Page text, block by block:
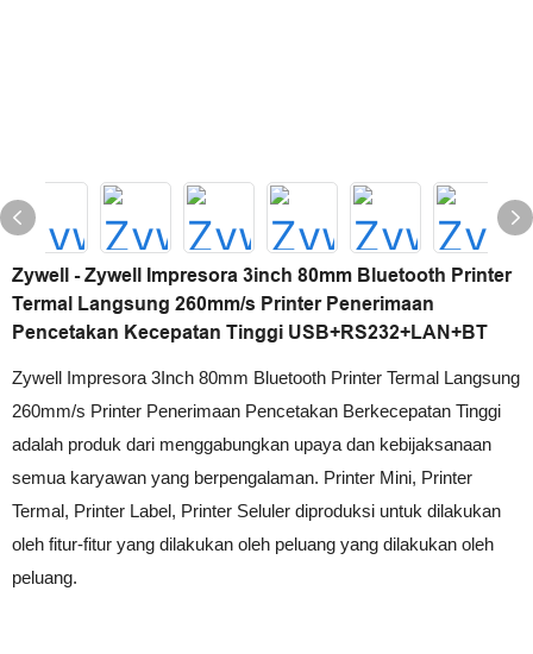
Zywell - Zywell Impresora 3inch 80mm Bluetooth Printer
Termal Langsung 260mm/s Printer Penerimaan
Pencetakan Kecepatan Tinggi USB+RS232+LAN+BT
Zywell Impresora 3Inch 80mm Bluetooth Printer Termal Langsung
260mm/s Printer Penerimaan Pencetakan Berkecepatan Tinggi
adalah produk dari menggabungkan upaya dan kebijaksanaan
semua karyawan yang berpengalaman. Printer Mini, Printer
Termal, Printer Label, Printer Seluler diproduksi untuk dilakukan
oleh fitur-fitur yang dilakukan oleh peluang yang dilakukan oleh
peluang.